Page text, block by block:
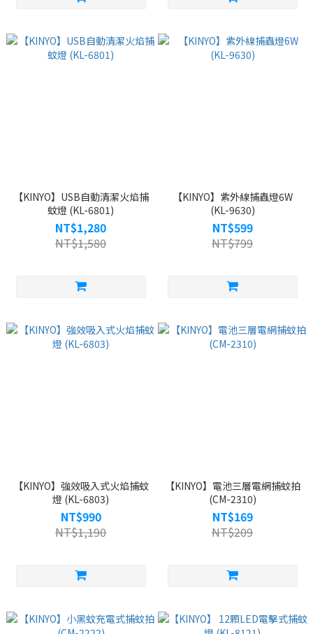
【KINYO】USB自動清潔火焰捕
蚊燈 (KL-6801)
NT$1,280
NT$1,580
【KINYO】紫外線捕蟲燈6W
(KL-9630)
NT$599
NT$799
【KINYO】強效吸入式火焰捕蚊
燈 (KL-6803)
NT$990
NT$1,190
【KINYO】電池三層電網捕蚊拍
(CM-2310)
NT$169
NT$209